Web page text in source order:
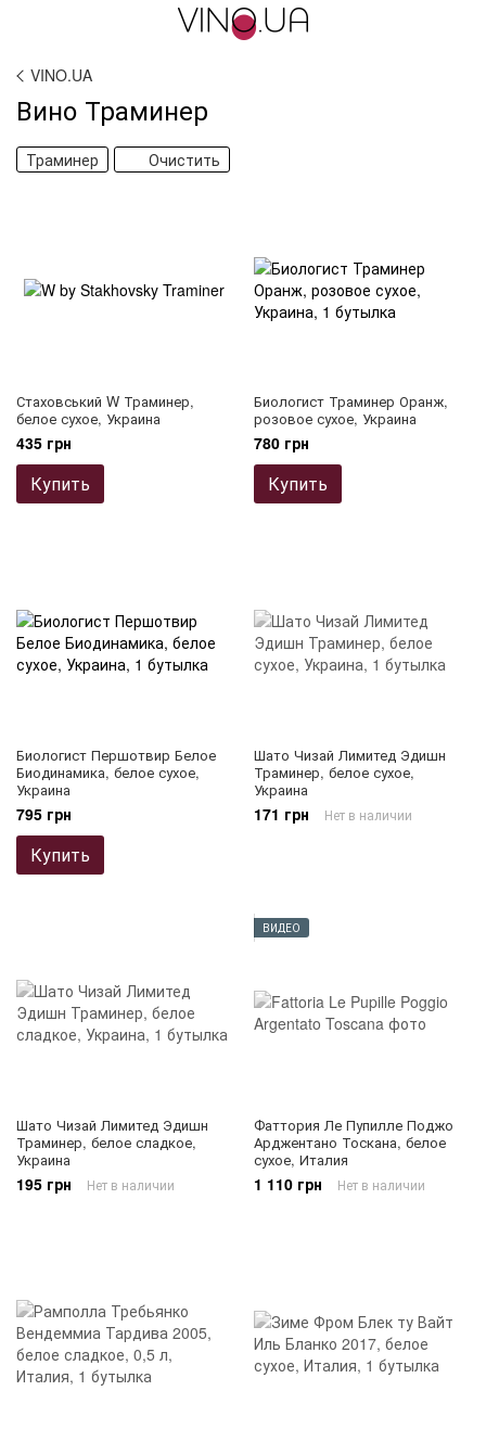
VINO.UA
Вино Траминер
Траминер Очистить
Стаховський W Траминер,
белое сухое, Украина
435 грн
Купить
Биологист Траминер Оранж,
розовое сухое, Украина
780 грн
Купить
Биологист Першотвир Белое
Биодинамика, белое сухое,
Украина
795 грн
Купить
Шато Чизай Лимитед Эдишн
Траминер, белое сухое,
Украина
171 грн Нет в наличии
Шато Чизай Лимитед Эдишн
Траминер, белое сладкое,
Украина
195 грн Нет в наличии
ВИДЕО
Фаттория Ле Пупилле Поджо
Арджентано Тоскана, белое
сухое, Италия
1 110 грн Нет в наличии